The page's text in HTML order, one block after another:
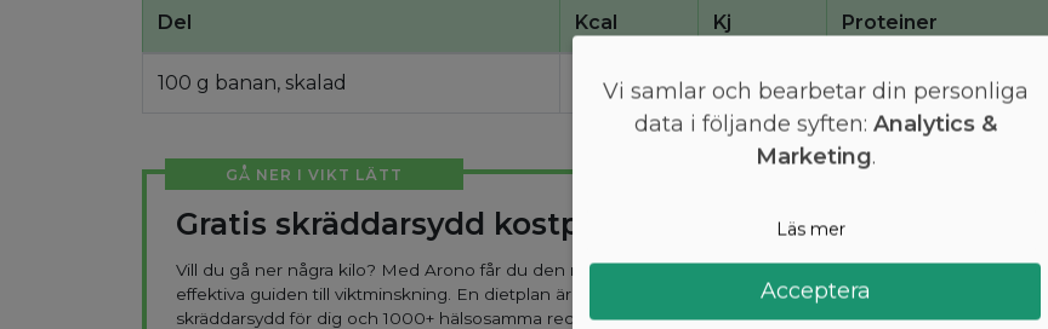
Del Kcal Kj Proteiner
100 g banan, skalad 370 1,2
GÅ NER I VIKT LÄTT
Gratis skräddarsydd kostplan
Vill du gå ner några kilo? Med Arono får du den mest
effektiva guiden till viktminskning. En dietplan är
skräddarsydd för dig och 1000+ hälsosamma recept
Vi samlar och bearbetar din personliga
data i följande syften: Analytics &
Marketing.
Läs mer
Acceptera